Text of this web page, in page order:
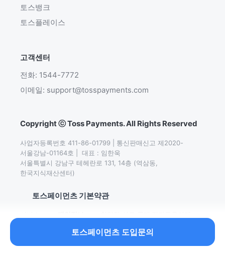
이어서 읽어보세요.
토스뱅크
토스플레이스
고객센터
전화: 1544-7772
이메일: support@tosspayments.com
Copyright ⓒ Toss Payments. All Rights Reserved
사업자등록번호 411-86-01799 | 통신판매신고 제2020-
서울강남-01164호 |  대표 : 임한욱
서울특별시 강남구 테헤란로 131, 14층 (역삼동,
한국지식재산센터)
토스페이먼츠 기본약관
토스페이먼츠 도입문의